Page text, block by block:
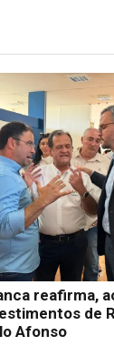
reafirma,
de
Afonso